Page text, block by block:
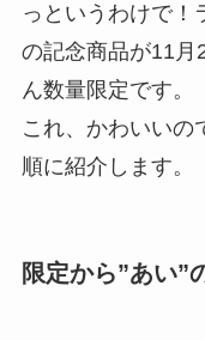
っというわけで！
の記念商品が11月
ん数量限定です。
これ、かわいいの
順に紹介します。
限定から”あい”